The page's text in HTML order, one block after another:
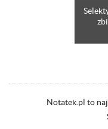
Notatek.pl to